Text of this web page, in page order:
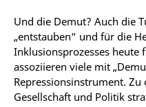
Und die Demut? Auch die
„entstauben“ und für die
Inklusionsprozesses heute
assoziieren viele mit
Repressionsinstrument.
Gesellschaft und Politik